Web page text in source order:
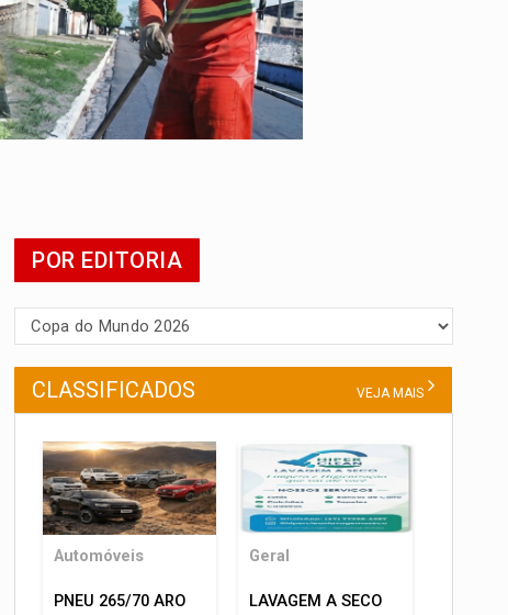
POR EDITORIA
CLASSIFICADOS VEJA MAIS
Automóveis
PNEU 265/70 ARO
Geral
LAVAGEM A SECO